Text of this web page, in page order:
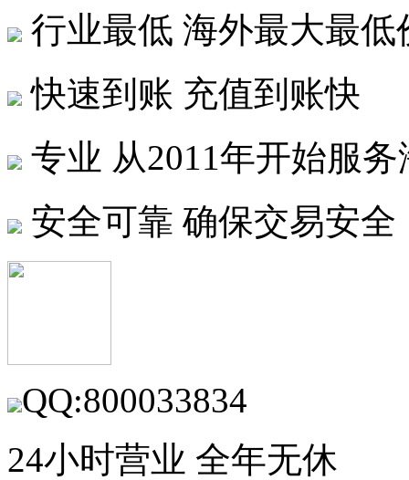
行业最低 海外最大最低
快速到账 充值到账快
专业 从2011年开始服
安全可靠 确保交易安全
QQ:800033834
24小时营业 全年无休